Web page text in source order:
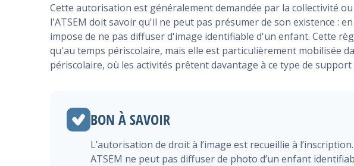
Cette autorisation est généralement demandée par la collectivité
l'ATSEM doit savoir qu'il ne peut pas présumer de son existence :
impose de ne pas diffuser d'image identifiable d'un enfant. Cette
qu'au temps périscolaire, mais elle est particulièrement mobilisée
périscolaire, où les activités prêtent davantage à ce type de
BON À SAVOIR
L’autorisation de droit à l’image est recueillie à
ATSEM ne peut pas diffuser de photo d’un enfant